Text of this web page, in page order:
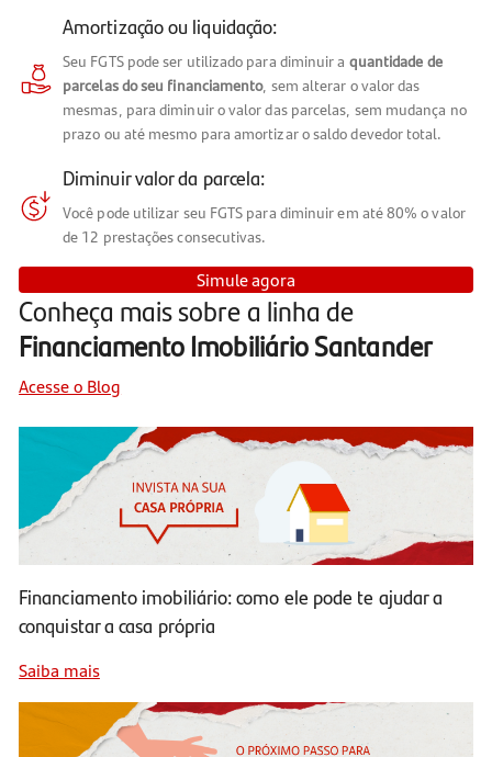
Amortização ou liquidação:
Seu FGTS pode ser utilizado para diminuir a quantidade de
parcelas do seu financiamento, sem alterar o valor das
mesmas, para diminuir o valor das parcelas, sem mudança no
prazo ou até mesmo para amortizar o saldo devedor total.
Diminuir valor da parcela:
Você pode utilizar seu FGTS para diminuir em até 80% o valor
de 12 prestações consecutivas.
Simule agora
Conheça mais sobre a linha de
Financiamento Imobiliário Santander
Acesse o Blog
Financiamento imobiliário: como ele pode te ajudar a
conquistar a casa própria
Saiba mais